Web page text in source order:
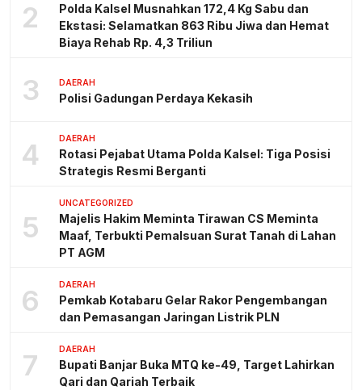
2
Polda Kalsel Musnahkan 172,4 Kg Sabu dan
Ekstasi: Selamatkan 863 Ribu Jiwa dan Hemat
Biaya Rehab Rp. 4,3 Triliun
3 DAERAH
Polisi Gadungan Perdaya Kekasih
4 DAERAH
Rotasi Pejabat Utama Polda Kalsel: Tiga Posisi
Strategis Resmi Berganti
5
UNCATEGORIZED
Majelis Hakim Meminta Tirawan CS Meminta
Maaf, Terbukti Pemalsuan Surat Tanah di Lahan
PT AGM
6 DAERAH
Pemkab Kotabaru Gelar Rakor Pengembangan
dan Pemasangan Jaringan Listrik PLN
7 DAERAH
Bupati Banjar Buka MTQ ke-49, Target Lahirkan
Qari dan Qariah Terbaik